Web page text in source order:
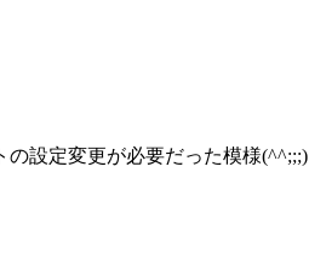
設定変更が必要だった模様(^^;;;)